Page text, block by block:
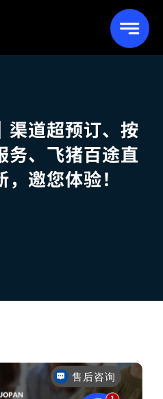
渠道超预订、按
务、飞猪百途直
邀您体验！
有哪些产品？
售后咨询